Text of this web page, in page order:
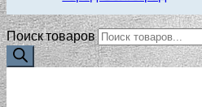
Поиск товаров